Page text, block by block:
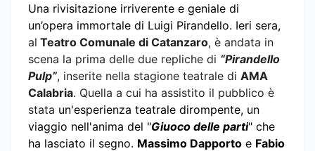
Una rivisitazione irriverente e geniale di
un’opera immortale di Luigi Pirandello. Ieri sera,
al Teatro Comunale di Catanzaro, è andata in
scena la prima delle due repliche di “Pirandello
Pulp”, inserite nella stagione teatrale di AMA
Calabria. Quella a cui ha assistito il pubblico è
stata un'esperienza teatrale dirompente, un
viaggio nell'anima del "Giuoco delle parti" che
ha lasciato il segno. Massimo Dapporto e Fabio